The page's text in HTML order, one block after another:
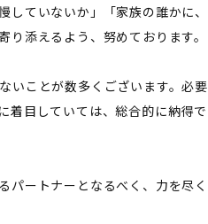
ていないか」「家族の誰かに、
添えるよう、努めております。
いことが数多くございます。必要
着目していては、総合的に納得で
パートナーとなるべく、力を尽く